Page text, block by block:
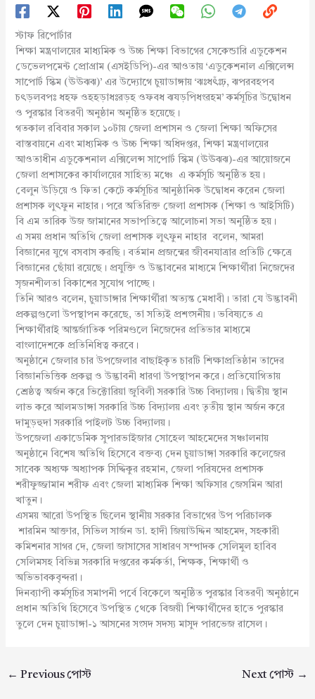
স্টাফ রিপোর্টার
শিক্ষা মন্ত্রণালয়ের মাধ্যমিক ও উচ্চ শিক্ষা বিভাগের সেকেন্ডারি এডুকেশন
ডেভেলপমেন্ট প্রোগ্রাম (এসইডিপি)-এর আওতায় ‘এডুকেশনাল এক্সিলেন্স
সাপোর্ট স্কিম (ঊঊঝঝ)’ এর উদ্যোগে চুয়াডাঙ্গায় ‘ঝঃধৎঃঁঢ়, ঝপরবহপব
চৎড়লবপঃ ধহফ ওহহড়াধঃরড়হ ওফবধ ঝযড়পিধংরহম’ কর্মসূচির উদ্বোধন
ও পুরস্কার বিতরণী অনুষ্ঠান অনুষ্ঠিত হয়েছে।
গতকাল রবিবার সকাল ১০টায় জেলা প্রশাসন ও জেলা শিক্ষা অফিসের
বাস্তবায়নে এবং মাধ্যমিক ও উচ্চ শিক্ষা অধিদপ্তর, শিক্ষা মন্ত্রণালয়ের
আওতাধীন এডুকেশনাল এক্সিলেন্স সাপোর্ট স্কিম (ঊঊঝঝ)-এর আয়োজনে
জেলা প্রশাসকের কার্যালয়ের সাহিত্য মঞ্চে এ কর্মসূচি অনুষ্ঠিত হয়।
বেলুন উড়িয়ে ও ফিতা কেটে কর্মসূচির আনুষ্ঠানিক উদ্বোধন করেন জেলা
প্রশাসক লুৎফুন নাহার। পরে অতিরিক্ত জেলা প্রশাসক (শিক্ষা ও আইসিটি)
বি এম তারিক উজ জামানের সভাপতিত্বে আলোচনা সভা অনুষ্ঠিত হয়।
এ সময় প্রধান অতিথি জেলা প্রশাসক লুৎফুন নাহার বলেন, আমরা
বিজ্ঞানের যুগে বসবাস করছি। বর্তমান প্রজন্মের জীবনযাত্রার প্রতিটি ক্ষেত্রে
বিজ্ঞানের ছোঁয়া রয়েছে। প্রযুক্তি ও উদ্ভাবনের মাধ্যমে শিক্ষার্থীরা নিজেদের
সৃজনশীলতা বিকাশের সুযোগ পাচ্ছে।
তিনি আরও বলেন, চুয়াডাঙ্গার শিক্ষার্থীরা অত্যন্ত মেধাবী। তারা যে উদ্ভাবনী
প্রকল্পগুলো উপস্থাপন করেছে, তা সত্যিই প্রশংসনীয়। ভবিষ্যতে এ
শিক্ষার্থীরাই আন্তর্জাতিক পরিমণ্ডলে নিজেদের প্রতিভার মাধ্যমে
বাংলাদেশকে প্রতিনিধিত্ব করবে।
অনুষ্ঠানে জেলার চার উপজেলার বাছাইকৃত চারটি শিক্ষাপ্রতিষ্ঠান তাদের
বিজ্ঞানভিত্তিক প্রকল্প ও উদ্ভাবনী ধারণা উপস্থাপন করে। প্রতিযোগিতায়
শ্রেষ্ঠত্ব অর্জন করে ভিক্টোরিয়া জুবিলী সরকারি উচ্চ বিদ্যালয়। দ্বিতীয় স্থান
লাভ করে আলমডাঙ্গা সরকারি উচ্চ বিদ্যালয় এবং তৃতীয় স্থান অর্জন করে
দামুড়হুদা সরকারি পাইলট উচ্চ বিদ্যালয়।
উপজেলা একাডেমিক সুপারভাইজার সোহেল আহমেদের সঞ্চালনায়
অনুষ্ঠানে বিশেষ অতিথি হিসেবে বক্তব্য দেন চুয়াডাঙ্গা সরকারি কলেজের
সাবেক অধ্যক্ষ অধ্যাপক সিদ্দিকুর রহমান, জেলা পরিষদের প্রশাসক
শরীফুজ্জামান শরীফ এবং জেলা মাধ্যমিক শিক্ষা অফিসার জেসমিন আরা
খাতুন।
এসময় আরো উপস্থিত ছিলেন স্থানীয় সরকার বিভাগের উপ পরিচালক
শারমিন আক্তার, সিভিল সার্জন ডা. হাদী জিয়াউদ্দিন আহমেদ, সহকারী
কমিশনার সাগর দে, জেলা জাসাসের সাধারণ সম্পাদক সেলিমুল হাবিব
সেলিমসহ বিভিন্ন সরকারি দপ্তরের কর্মকর্তা, শিক্ষক, শিক্ষার্থী ও
অভিভাবকবৃন্দরা।
দিনব্যাপী কর্মসূচির সমাপনী পর্বে বিকেলে অনুষ্ঠিত পুরস্কার বিতরণী অনুষ্ঠানে
প্রধান অতিথি হিসেবে উপস্থিত থেকে বিজয়ী শিক্ষার্থীদের হাতে পুরস্কার
তুলে দেন চুয়াডাঙ্গা-১ আসনের সংসদ সদস্য মাসুদ পারভেজ রাসেল।
← Previous পোস্ট Next পোস্ট →